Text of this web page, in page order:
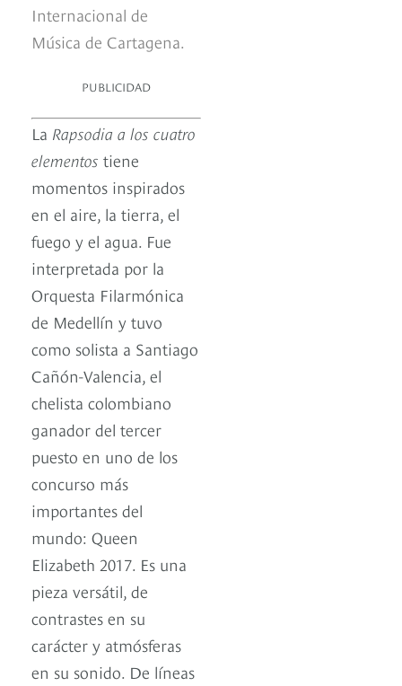
Internacional de
Música de Cartagena.
PUBLICIDAD
La Rapsodia a los cuatro
elementos tiene
momentos inspirados
en el aire, la tierra, el
fuego y el agua. Fue
interpretada por la
Orquesta Filarmónica
de Medellín y tuvo
como solista a Santiago
Cañón-Valencia, el
chelista colombiano
ganador del tercer
puesto en uno de los
concurso más
importantes del
mundo: Queen
Elizabeth 2017. Es una
pieza versátil, de
contrastes en su
carácter y atmósferas
en su sonido. De líneas